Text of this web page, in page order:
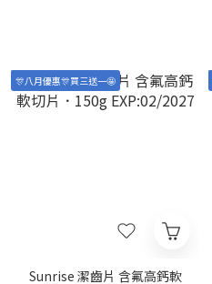
🎊八月優惠🎊買三送一🤩
Sunrise 潔齒片 含氟高鈣軟